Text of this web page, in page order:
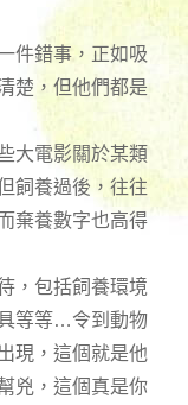
件錯事，正如吸
楚，但他們都是
大電影關於某類
飼養過後，往往
棄養數字也高得
，包括飼養環境
等等…令到動物
現，這個就是他
兇，這個真是你